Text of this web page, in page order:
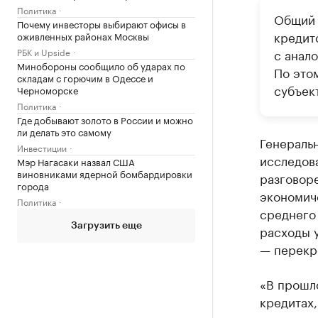
Политика
Почему инвесторы выбирают офисы в
оживленных районах Москвы
РБК и Upside
Минобороны сообщило об ударах по
складам с горючим в Одессе и
Черноморске
Политика
Где добывают золото в России и можно
ли делать это самому
Инвестиции
Мэр Нагасаки назвал США
виновниками ядерной бомбардировки
города
Политика
Загрузить еще
Общий
с
По
расходы
—
«В